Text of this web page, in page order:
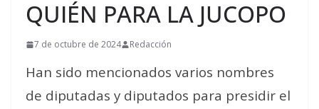
QUIÉN PARA LA JUCOPO
7 de octubre de 2024 Redacción
Han sido mencionados varios nombres
de diputadas y diputados para presidir el